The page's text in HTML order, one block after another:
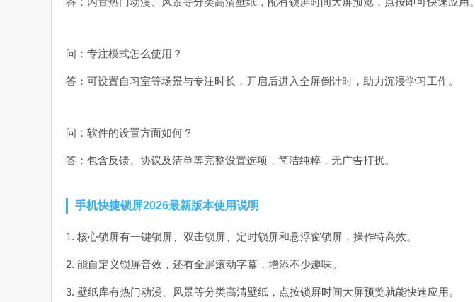
问：专注模式怎么使用？
答：可设置自习室等场景与专注时长，开启后进入全屏倒计时，助力沉浸学习工作。
问：软件的设置方面如何？
答：包含反馈、协议及清单等完整设置选项，简洁纯粹，无广告打扰。
手机快捷锁屏2026最新版本使用说明
1. 核心锁屏有一键锁屏、双击锁屏、定时锁屏和悬浮窗锁屏，操作特高效。
2. 能自定义锁屏音效，还有全屏滚动字幕，增添不少趣味。
3. 壁纸库有热门动漫、风景等分类高清壁纸，点按锁屏时间大屏预览就能快速应用。